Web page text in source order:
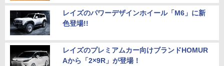
レイズのパワーデザインホイール「M6」に新
色登場!!
レイズのプレミアムカー向けブランドHOMUR
Aから「2×9R」が登場！